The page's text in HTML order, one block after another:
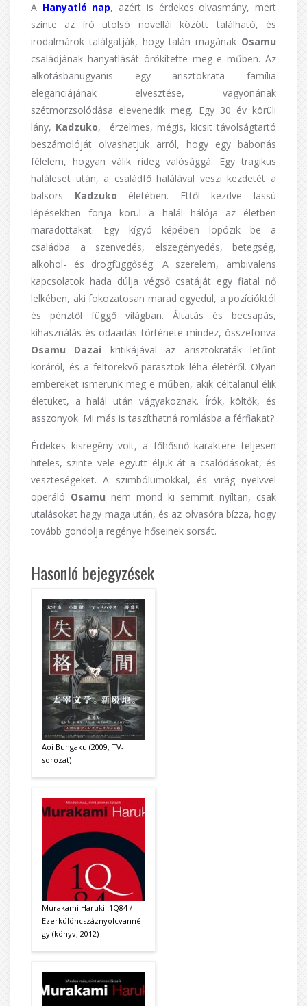
A Hanyatló nap, azért is érdekes olvasmány, mert
szinte az író utolsó novellái között található, és
irodalmárok találgatják, hogy talán magának Osamu
családjának hanyatlását örökítette meg e műben. Az
alkotásbanugyanis egy arisztokrata família
eleganciájának elvesztése, vagyonának
szétmorzsolódása elevenedik meg. Egy 30 év körüli
lány, Kadzuko, érzelmes, mégis, kicsit távolságtartó
beszámolóját olvashatjuk arról, hogy egy babonás
félelem, hogyan válik rideg valósággá. Egy tragikus
haláleset után, a családfő halálával veszi kezdetét a
balsors Kadzuko életében. Ettől kezdve lassú
lépésekben fonja körül a halál hálója az életben
maradottakat. Egy kígyó képében lopózik be a
családba a szenvedés, elszegényedés, betegség,
alkohol- és drogfüggőség. A szerelem, ambivalens
kapcsolatok hada dúlja végső csatáját egy fiatal nő
lelkében, aki fokozatosan marad egyedül, a pozícióktól
és pénztől függő világban. Áltatás és becsapás,
kihasználás és odaadás története mindez, összefonva
Osamu Dazai kritikájával az arisztokraták letűnt
koráról, és a feltörekvő parasztok léha életéről. Olyan
embereket ismerünk meg e műben, akik céltalanul élik
életüket, a halál után vágyakoznak. Írók, költők, és
asszonyok. Mi más is taszíthatná romlásba a férfiakat?
Érdekes kisregény volt, a főhősnő karaktere teljesen
hiteles, szinte vele együtt éljük át a csalódásokat, és
veszteségeket. A szimbólumokkal, és virág nyelvvel
operáló Osamu nem mond ki semmit nyíltan, csak
utalásokat hagy maga után, és az olvasóra bízza, hogy
tovább gondolja regénye hőseinek sorsát.
Hasonló bejegyzések
Aoi Bungaku (2009; TV-
sorozat)
Murakami Haruki: 1Q84 /
Ezerkülöncszáznyolcvanné
gy (könyv; 2012)